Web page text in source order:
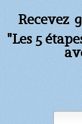
Recevez
"Les 5